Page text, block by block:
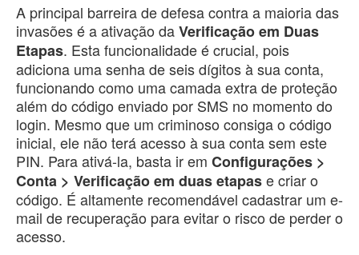
​A principal barreira de defesa contra a maioria das
invasões é a ativação daVerificação em Duas
Etapas. Esta funcionalidade é crucial, pois
adiciona uma senha de seis dígitos à sua conta,
funcionando como uma camada extra de proteção
além do código enviado por SMS no momento do
login. Mesmo que um criminoso consiga o código
inicial, ele não terá acesso à sua conta sem este
PIN. Para ativá-la, basta ir em Configurações >
Conta > Verificação em duas etapase criar o
código. É altamente recomendável cadastrar um e-
mail de recuperação para evitar o risco de perder o
acesso.